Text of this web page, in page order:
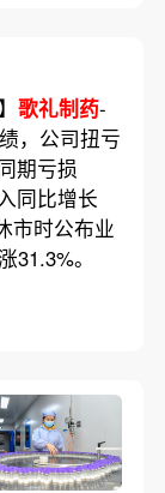
歌礼制药-
，公司扭亏
期亏损
同比增长
市时公布业
。